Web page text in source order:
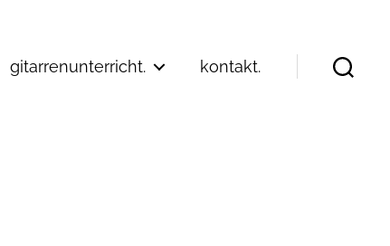
gitarrenunterricht. kontakt.